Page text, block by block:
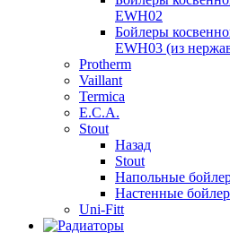
EWH02
Бойлеры
EWH03 (из
Protherm
Vaillant
Termica
E.C.A.
Stout
Назад
Stout
Напольные
Настенные
Uni-Fitt